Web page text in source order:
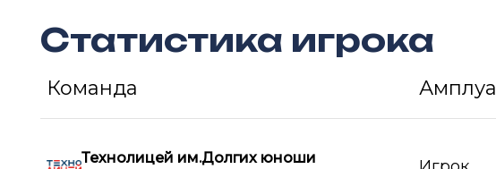
Статистика игрока
Команда Амплуа
Технолицей им.Долгих юноши